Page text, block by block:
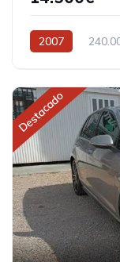
2007
Destacado